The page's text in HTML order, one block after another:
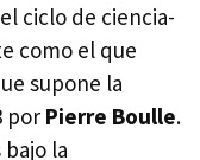
ciclo de ciencia-
como el que
supone la
por Pierre Boulle.
la